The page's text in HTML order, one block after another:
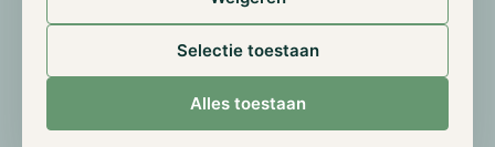
Selectie toestaan
Alles toestaan
Over drie maanden wordt dit realiteit, wanneer de cliff
Toch is er een interessant keerpunt. Ondanks de